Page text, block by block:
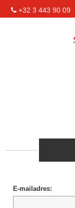
+32 3 443 90 09
E-mailadres: